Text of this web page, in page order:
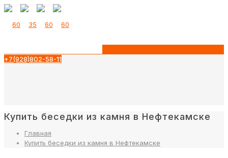
+7(928)802-58-11
Купить беседки из камня в Нефтекамске
Главная
Купить беседки из камня в Нефтекамске